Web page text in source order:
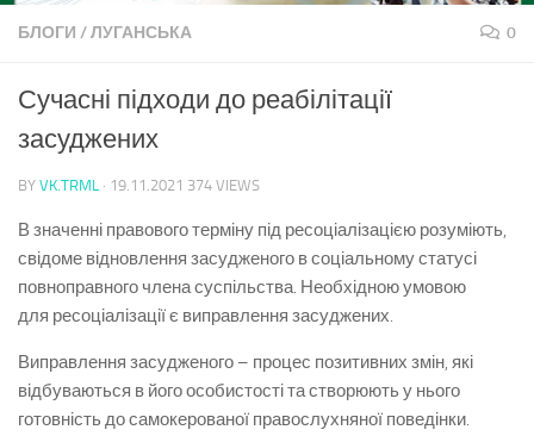
БЛОГИ /ЛУГАНСЬКА 0
Сучасні підходи до реабілітації
засуджених
BY VK.TRML · 19.11.2021 374 VIEWS
В значенні правового терміну під ресоціалізацією розуміють,
свідоме відновлення засудженого в соціальному статусі
повноправного члена суспільства. Необхідною умовою
для ресоціалізації є виправлення засуджених.
Виправлення засудженого – процес позитивних змін, які
відбуваються в його особистості та створюють у нього
готовність до самокерованої правослухняної поведінки.